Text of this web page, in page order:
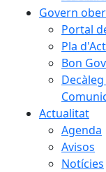
Govern
Portal
Pla
Bon
Actualitat
Agenda
Avisos
Notícies